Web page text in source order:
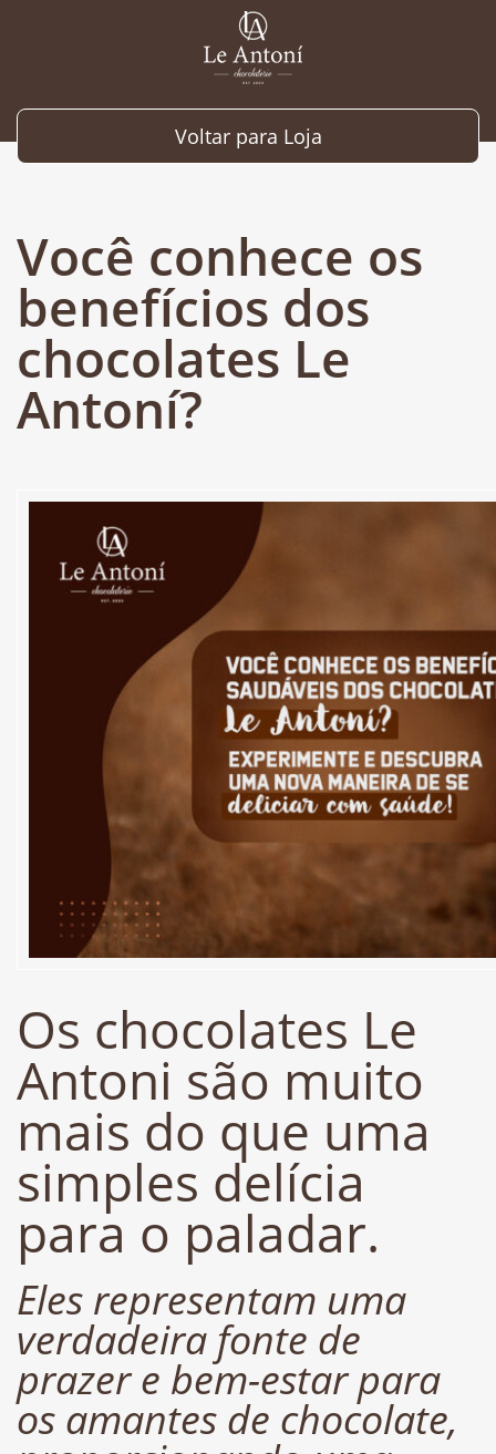
Voltar para Loja
Você conhece os
benefícios dos
chocolates Le
Antoní?
Os chocolates Le
Antoni são muito
mais do que uma
simples delícia
para o paladar.
Eles representam uma
verdadeira fonte de
prazer e bem-estar para
os amantes de chocolate,